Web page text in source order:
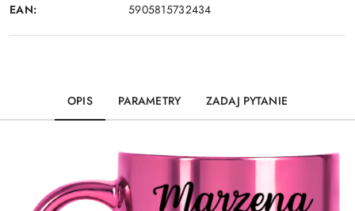
EAN: 5905815732434
OPIS PARAMETRY ZADAJ PYTANIE